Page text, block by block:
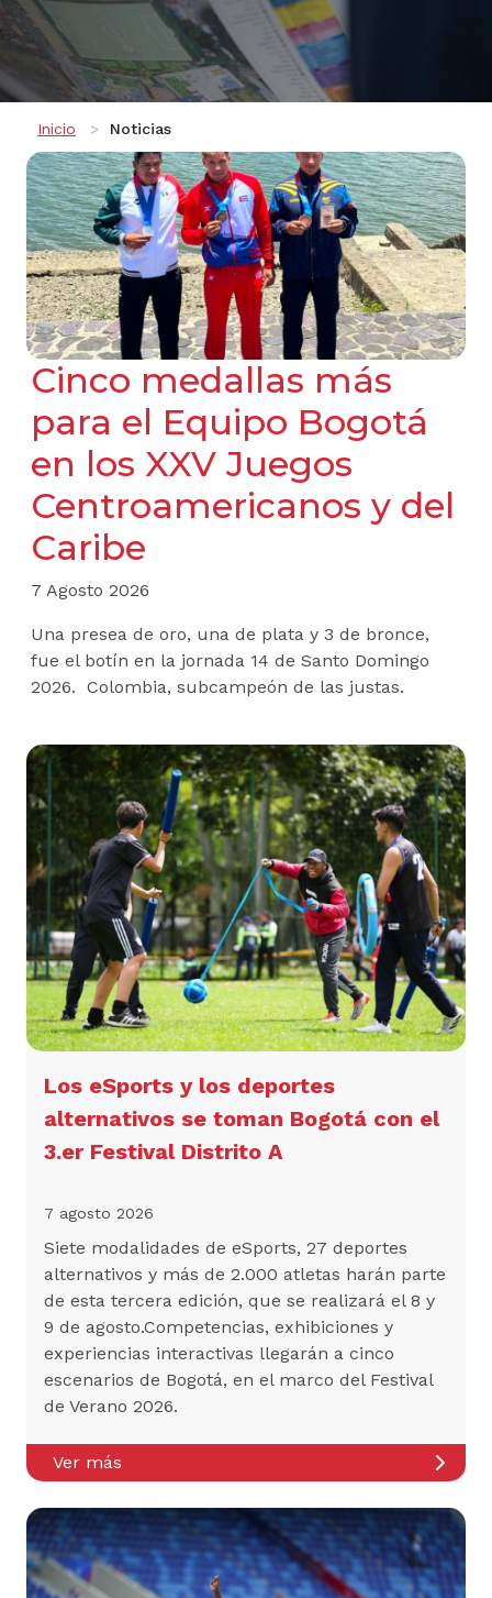
Ruta de navegación
Inicio Noticias
Cinco medallas más
para el Equipo Bogotá
en los XXV Juegos
Centroamericanos y del
Caribe
7 Agosto 2026
Una presea de oro, una de plata y 3 de bronce,
fue el botín en la jornada 14 de Santo Domingo
2026. Colombia, subcampeón de las justas.
Los eSports y los deportes
alternativos se toman Bogotá con el
3.er Festival Distrito A
7 agosto 2026
Siete modalidades de eSports, 27 deportes
alternativos y más de 2.000 atletas harán parte
de esta tercera edición, que se realizará el 8 y
9 de agosto.Competencias, exhibiciones y
experiencias interactivas llegarán a cinco
escenarios de Bogotá, en el marco del Festival
de Verano 2026.
Ver más